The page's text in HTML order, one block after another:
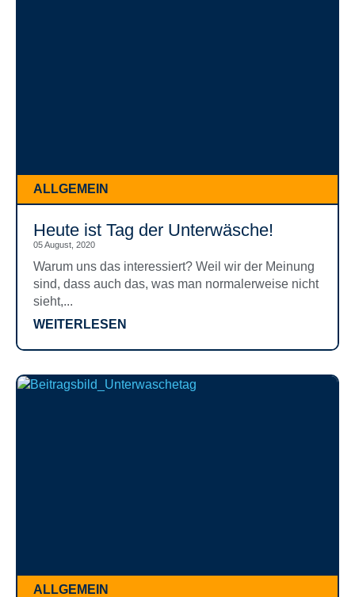
ALLGEMEIN
Heute ist Tag der Unterwäsche!
05 August, 2020
Warum uns das interessiert? Weil wir der Meinung
sind, dass auch das, was man normalerweise nicht
sieht,...
WEITERLESEN
ALLGEMEIN